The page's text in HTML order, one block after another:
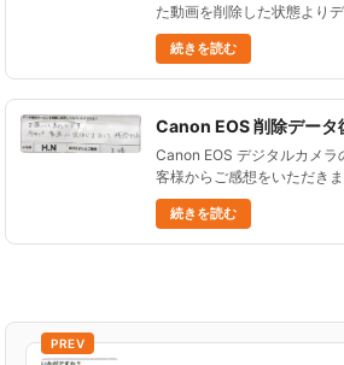
た動画を削除した状態より
からご感想をいただきまし
JVC Everio で撮影に使用し
旧 デ......
続きを読む
Canon EOS 削除データ
Canon EOS デジタルカメ
客様からご感想をいただき
誤って削除したデータの復
かったです。 今回は動画が
た......
続きを読む
PREV